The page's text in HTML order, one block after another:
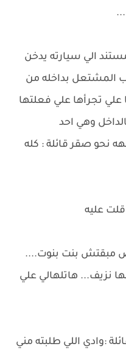
الي سيارته يدخن
المشتعل بداخله من
علي تجرأها علي فعلتها
وهي احد
نحو صقر قائلة : كله
عليه
مبقتش بنت بنوت....
نزيف... هاتلهالي علي
:وادي اللي طلبته مني